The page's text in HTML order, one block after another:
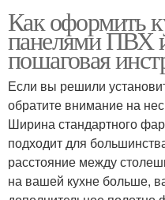
Как оформить
панелями ПВХ
пошаговая
Если вы решили
обратите внимание на
Ширина стандартного
подходит для
расстояние между
на вашей кухне больше,